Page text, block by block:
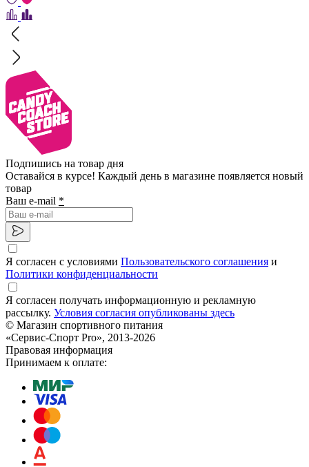
Подпишись на товар дня
Оставайся в курсе! Каждый день в магазине появляется новый
товар
Ваш e-mail *
Я согласен с условиями Пользовательского соглашения и
Политики конфиденциальности
Я согласен получать информационную и рекламную
рассылку. Условия согласия опубликованы здесь
© Магазин спортивного питания
«Сервис-Спорт Pro», 2013-2026
Правовая информация
Принимаем к оплате: